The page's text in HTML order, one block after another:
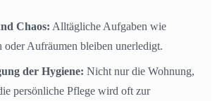
Chaos: Alltägliche Aufgaben wie
oder Aufräumen bleiben unerledigt.
der Hygiene: Nicht nur die Wohnung,
persönliche Pflege wird oft zur